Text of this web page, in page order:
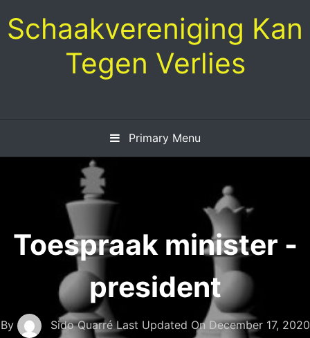
to
content
Schaakvereniging Kan
Tegen Verlies
Primary Menu
Toespraak minister -
president
By Sido QuarréLast Updated On December 17, 2020